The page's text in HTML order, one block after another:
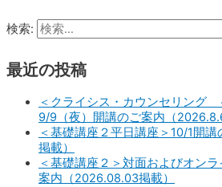
検索:
最近の投稿
＜クライシス・カウンセリング
9/9（夜）開講のご案内（
＜基礎講座２平日講座＞10/1開
掲載）
＜基礎講座２＞対面およびオン
案内（2026.08.03掲載）